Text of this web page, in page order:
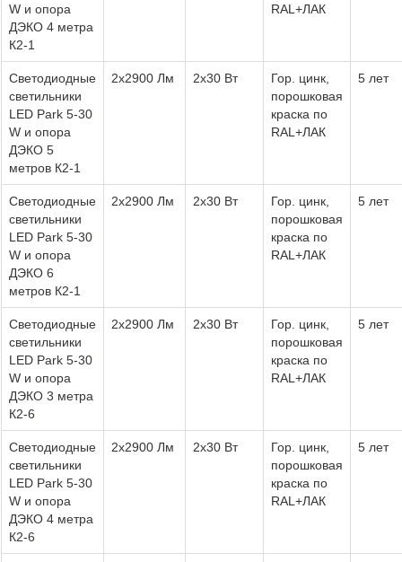
W и опора
ДЭКО 4 метра
К2-1
RAL+ЛАК
Светодиодные
светильники
LED Park 5-30
W и опора
ДЭКО 5
метров К2-1
2х2900 Лм 2х30 Вт
Гор. цинк,
порошковая
краска по
RAL+ЛАК
5 лет
Светодиодные
светильники
LED Park 5-30
W и опора
ДЭКО 6
метров К2-1
2х2900 Лм 2х30 Вт
Гор. цинк,
порошковая
краска по
RAL+ЛАК
5 лет
Светодиодные
светильники
LED Park 5-30
W и опора
ДЭКО 3 метра
К2-6
2х2900 Лм 2х30 Вт
Гор. цинк,
порошковая
краска по
RAL+ЛАК
5 лет
Светодиодные
светильники
LED Park 5-30
W и опора
ДЭКО 4 метра
К2-6
2х2900 Лм 2х30 Вт
Гор. цинк,
порошковая
краска по
RAL+ЛАК
5 лет